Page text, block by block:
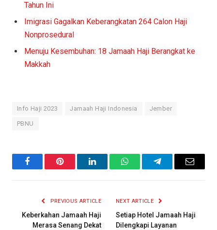
Tahun Ini
Imigrasi Gagalkan Keberangkatan 264 Calon Haji
Nonprosedural
Menuju Kesembuhan: 18 Jamaah Haji Berangkat ke
Makkah
Info Haji 2023 Jamaah Haji Indonesia Jember
PBNU
FacebookPinterest LinkedInWhatsAppTelegramEmail
PREVIOUS ARTICLE
Keberkahan Jamaah Haji
Merasa Senang Dekat
NEXT ARTICLE
Setiap Hotel Jamaah Haji
Dilengkapi Layanan